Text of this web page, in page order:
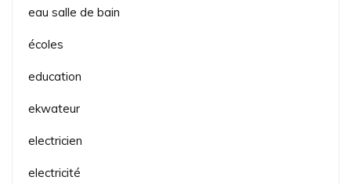
eau salle de bain
écoles
education
ekwateur
electricien
electricité